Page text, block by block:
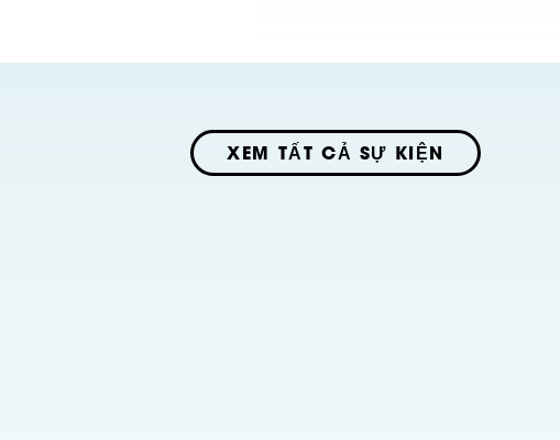
XEM TẤT CẢ SỰ KIỆN